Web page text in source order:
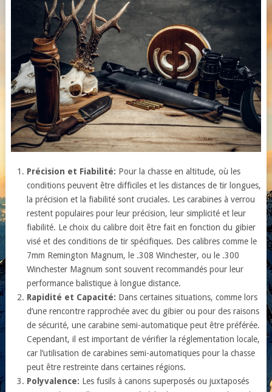
Précision et Fiabilité: Pour la chasse en altitude, où les
conditions peuvent être difficiles et les distances de tir longues,
la précision et la fiabilité sont cruciales. Les carabines à verrou
restent populaires pour leur précision, leur simplicité et leur
fiabilité. Le choix du calibre doit être fait en fonction du gibier
visé et des conditions de tir spécifiques. Des calibres comme le
7mm Remington Magnum, le .308 Winchester, ou le .300
Winchester Magnum sont souvent recommandés pour leur
performance balistique à longue distance.
Rapidité et Capacité: Dans certaines situations, comme lors
d’une rencontre rapprochée avec du gibier ou pour des raisons
de sécurité, une carabine semi-automatique peut être préférée.
Cependant, il est important de vérifier la réglementation locale,
car l’utilisation de carabines semi-automatiques pour la chasse
peut être restreinte dans certaines régions.
Polyvalence: Les fusils à canons superposés ou juxtaposés